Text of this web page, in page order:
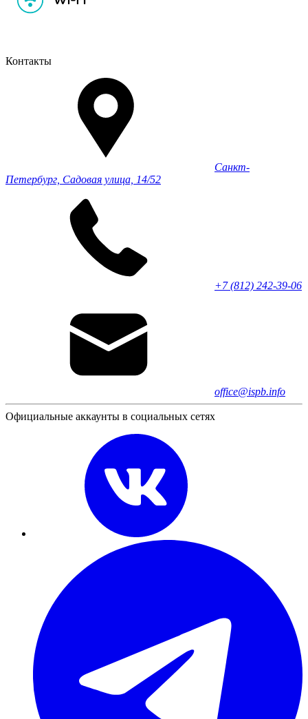
Контакты
Санкт-
Петербург, Садовая улица, 14/52
+7 (812) 242-39-06
office@ispb.info
Официальные аккаунты в социальных сетях